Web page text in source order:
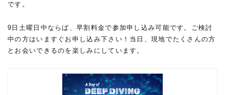
です。
9日土曜日中ならば、早割料金で参加申し込み可能です。ご検討
中の方はいますぐお申し込み下さい！当日、現地でたくさんの方
とお会いできるのを楽しみにしています。